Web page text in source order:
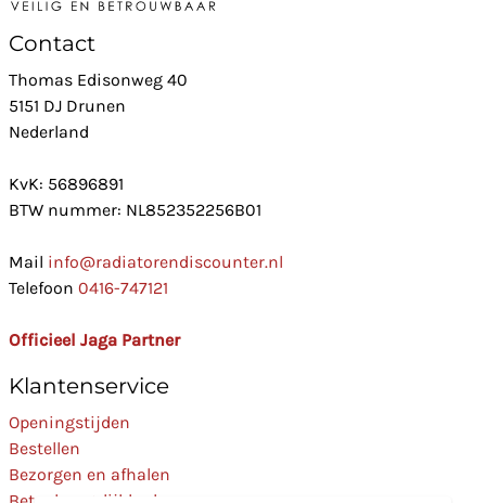
Contact
Thomas Edisonweg 40
5151 DJ Drunen
Nederland
KvK: 56896891
BTW nummer: NL852352256B01
Mail info@radiatorendiscounter.nl
Telefoon 0416-747121
Officieel Jaga Partner
Klantenservice
Openingstijden
Bestellen
Bezorgen en afhalen